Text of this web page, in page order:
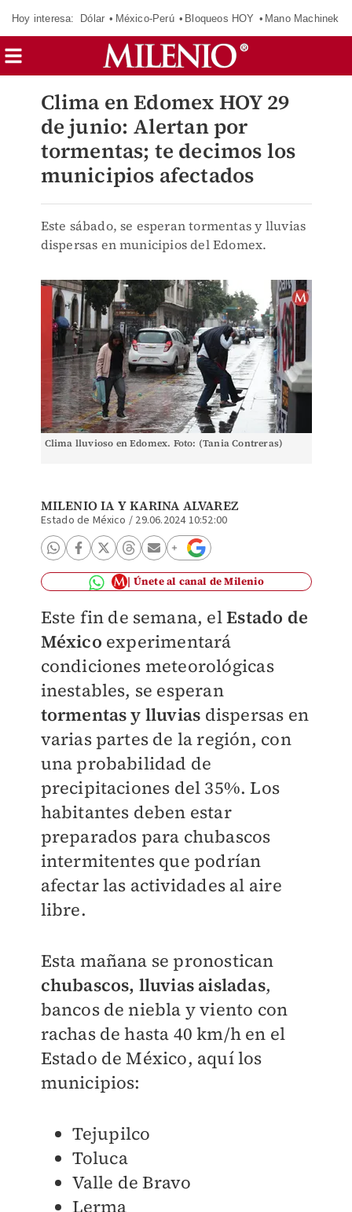
Hoy interesa: Dólar México-Perú Bloqueos HOY Mano Machinek
Clima en Edomex HOY 29
de junio: Alertan por
tormentas; te decimos los
municipios afectados
Este sábado, se esperan tormentas y lluvias
dispersas en municipios del Edomex.
Clima lluvioso en Edomex. Foto: (Tania Contreras)
MILENIO IA YKARINA ALVAREZ
Estado de México / 29.06.2024 10:52:00
Únete al canal de Milenio
Este fin de semana, elEstado de
México experimentará
condiciones meteorológicas
inestables, se esperan
tormentas y lluvias dispersas en
varias partes de la región, con
una probabilidad de
precipitaciones del 35%. Los
habitantes deben estar
preparados para chubascos
intermitentes que podrían
afectar las actividades al aire
libre.
Esta mañana se pronostican
chubascos, lluvias aisladas,
bancos de niebla y viento con
rachas de hasta 40 km/h en el
Estado de México, aquí los
municipios:
Tejupilco
Toluca
Valle de Bravo
Lerma